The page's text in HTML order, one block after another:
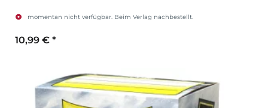
momentan nicht verfügbar. Beim Verlag nachbestellt.
10,99 € *